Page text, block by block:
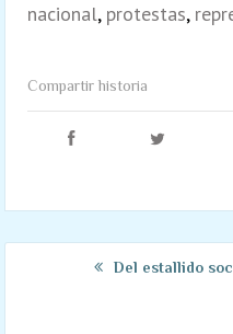
nacional, protestas,
Compartir historia
Del estallido